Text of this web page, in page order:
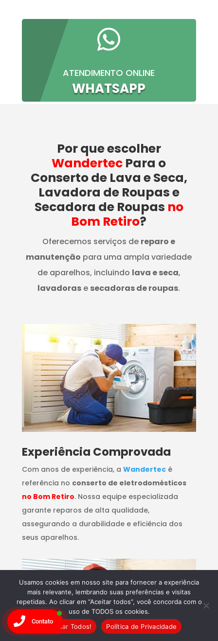

ATENDIMENTO ONLINE
WHATSAPP
Por que escolher
Wandertec Para o
Conserto de Lava e Seca,
Lavadora de Roupas e
Secadora de Roupas no
Bom Retiro?
Oferecemos serviços de reparo e
manutenção para uma ampla variedade
de aparelhos, incluindo lava e seca,
lavadoras e secadoras de roupas.
​Experiência Comprovada
Com anos de experiência, a Wandertecé
referência no conserto de eletrodomésticos
no Bom Retiro. Nossa equipe especializada
garante reparos de alta qualidade,
assegurando a durabilidade e eficiência dos
seus aparelhos.
Usamos cookies em nosso site para fornecer a experiência
mais relevante, lembrando suas preferências e visitas
repetidas. Ao clicar em “Aceitar todos”, você concorda com o
uso de TODOS os cookies.
Aceitar Todos!
Política de Privacidade
Contato